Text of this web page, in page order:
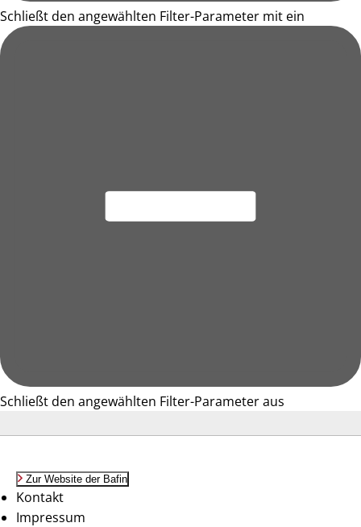
Schließt den angewählten Filter-Parameter mit ein
Schließt den angewählten Filter-Parameter aus
Zur Website der Bafin
Kontakt
Impressum